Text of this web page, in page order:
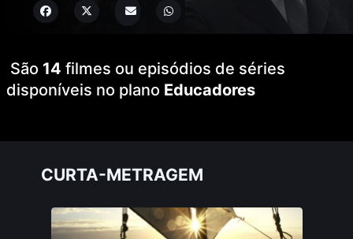
São 14 filmes ou episódios de séries
disponíveis no plano Educadores
CURTA-METRAGEM